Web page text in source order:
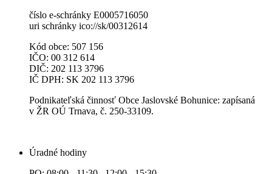
číslo e-schránky E0005716050
uri schránky ico://sk/00312614
Kód obce: 507 156
IČO: 00 312 614
DIČ: 202 113 3796
IČ DPH: SK 202 113 3796
Podnikateľská činnosť Obce Jaslovské Bohunice: zapísaná
v ŽR OÚ Trnava, č. 250-33109.
Úradné hodiny